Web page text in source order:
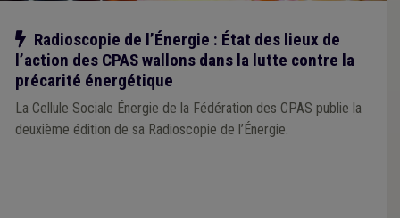
Notre action
Radioscopie de l’Énergie : État des lieux de
l’action des CPAS wallons dans la lutte contre la
précarité énergétique
La Cellule Sociale Énergie de la Fédération des CPAS publie la
deuxième édition de sa Radioscopie de l’Énergie.